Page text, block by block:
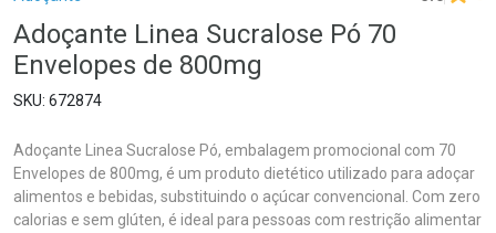
Adoçante Linea Sucralose Pó 70
Envelopes de 800mg
672874
Adoçante Linea Sucralose Pó, embalagem promocional com 70
Envelopes de 800mg, é um produto dietético utilizado para adoçar
alimentos e bebidas, substituindo o açúcar convencional. Com zero
calorias e sem glúten, é ideal para pessoas com restrição alimentar